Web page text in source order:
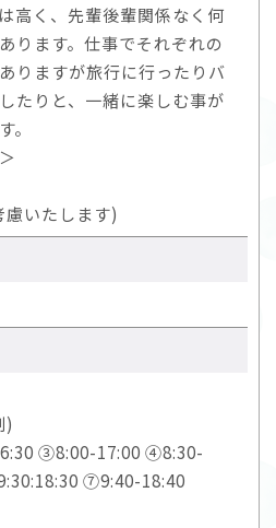
高く、先輩後輩関係なく何
ります。仕事でそれぞれの
りますが旅行に行ったりバ
たりと、一緒に楽しむ事が
。
慮いたします)
)
③8:00-17:00 ④8:30-
⑦9:40-18:40